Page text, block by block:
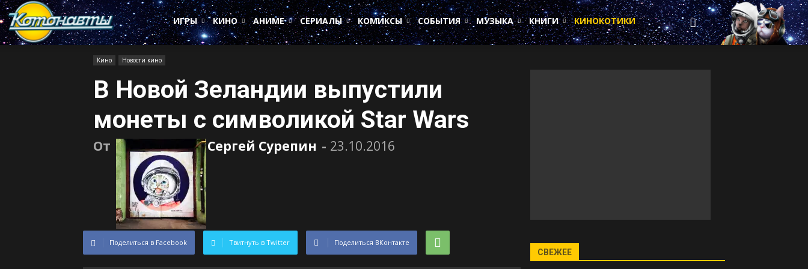
Котонавты
ИГРЫ
КИНО АНИМЕ СЕРИАЛЫ КОМИКСЫ СОБЫТИЯ МУЗЫКА КНИГИ КИНОКОТИКИ
Кино Новости кино
В Новой Зеландии выпустили
монеты с символикой Star Wars
От Сергей Сурепин - 23.10.2016
Поделиться в Facebook Твитнуть в Twitter Поделиться ВКонтакте
СВЕЖЕЕ